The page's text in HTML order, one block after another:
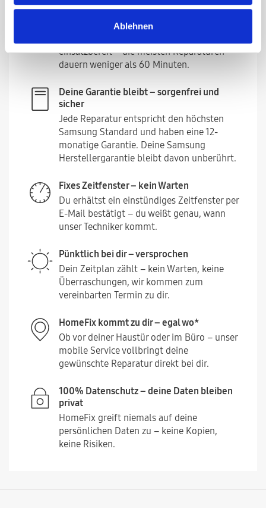
Ablehnen
Reparatur in unter einer Stunde – ohne
einsatzbereit – die meisten Reparaturen
dauern weniger als 60 Minuten.
Deine Garantie bleibt – sorgenfrei und
sicher
Jede Reparatur entspricht den höchsten
Samsung Standard und haben eine 12-
monatige Garantie. Deine Samsung
Herstellergarantie bleibt davon unberührt.
Fixes Zeitfenster – kein Warten
Du erhältst ein einstündiges Zeitfenster per
E-Mail bestätigt – du weißt genau, wann
unser Techniker kommt.
Pünktlich bei dir – versprochen
Dein Zeitplan zählt – kein Warten, keine
Überraschungen, wir kommen zum
vereinbarten Termin zu dir.
HomeFix kommt zu dir – egal wo*
Ob vor deiner Haustür oder im Büro – unser
mobile Service vollbringt deine
gewünschte Reparatur direkt bei dir.
100% Datenschutz – deine Daten bleiben
privat
HomeFix greift niemals auf deine
persönlichen Daten zu – keine Kopien,
keine Risiken.